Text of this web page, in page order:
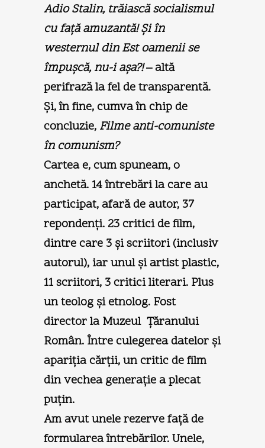
Adio Stalin, trăiască socialismul
cu față amuzantă! Şi în
westernul din Est oamenii se
împuşcă, nu-i aşa?!– altă
perifrază la fel de transparentă.
Şi, în fine, cumva în chip de
concluzie, Filme anti-comuniste
în comunism?
Cartea e, cum spuneam, o
anchetă. 14 întrebări la care au
participat, afară de autor, 37
repondenți. 23 critici de film,
dintre care 3 şi scriitori (inclusiv
autorul), iar unul şi artist plastic,
11 scriitori, 3 critici literari. Plus
un teolog şi etnolog. Fost
director la Muzeul Țăranului
Român. Între culegerea datelor şi
apariția cărții, un critic de film
din vechea generație a plecat
puțin.
Am avut unele rezerve față de
formularea întrebărilor. Unele,